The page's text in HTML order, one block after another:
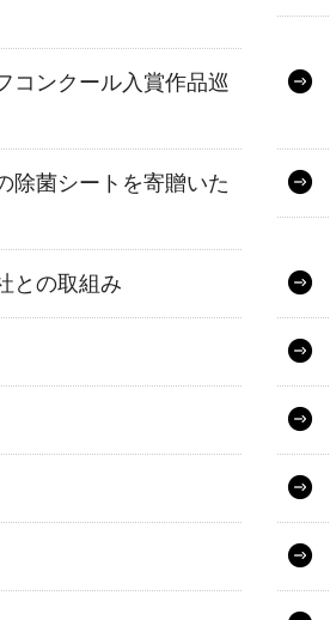
コンクール入賞作品巡
除菌シートを寄贈いた
との取組み